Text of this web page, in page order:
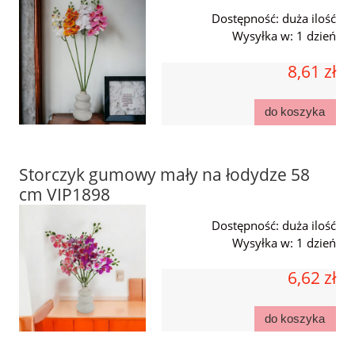
Dostępność: duża ilość
Wysyłka w: 1 dzień
8,61 zł
do koszyka
Storczyk gumowy mały na łodydze 58
cm VIP1898
Dostępność: duża ilość
Wysyłka w: 1 dzień
6,62 zł
do koszyka